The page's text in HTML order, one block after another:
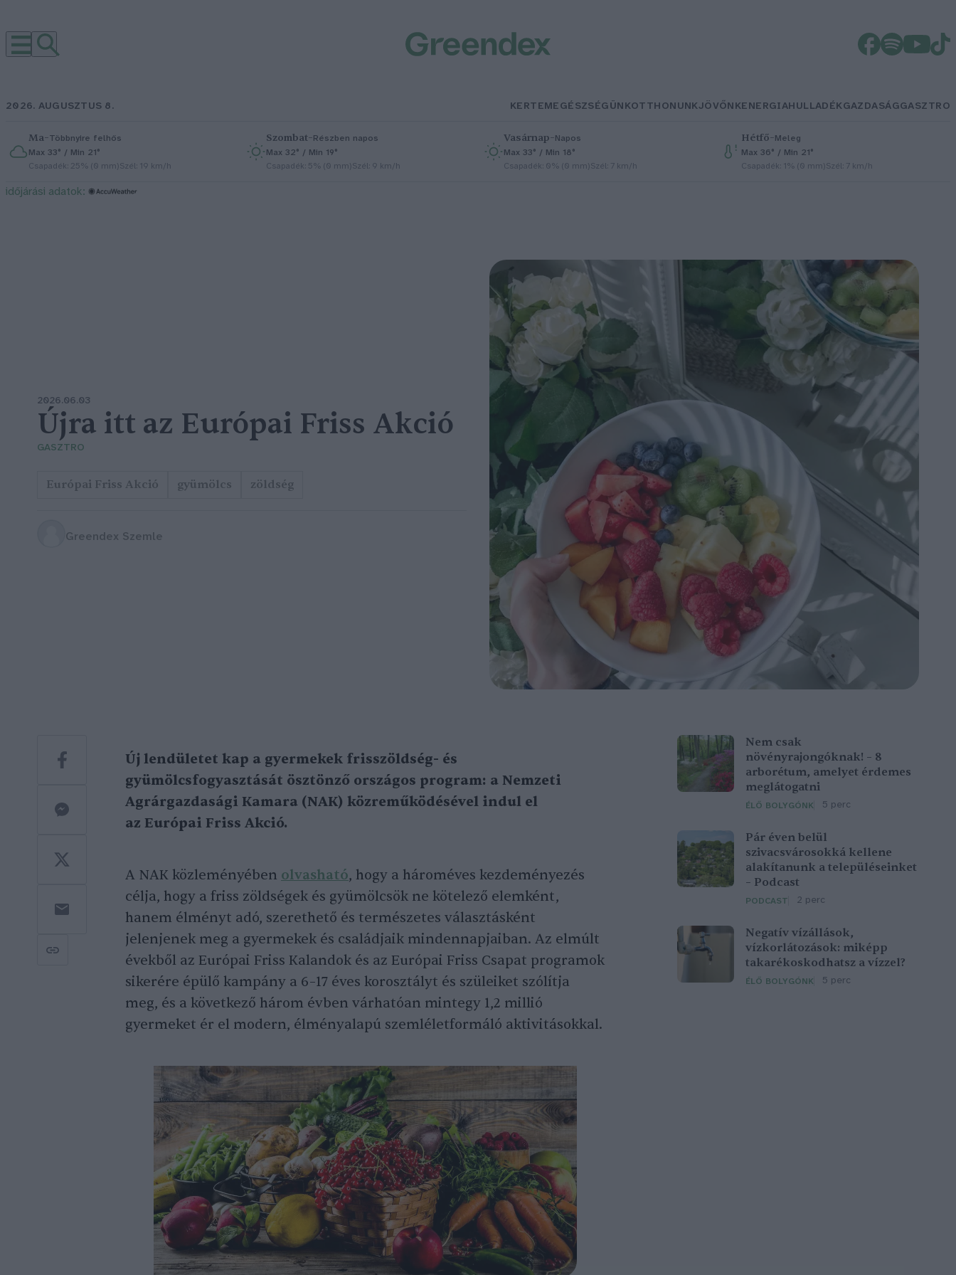
2026. AUGUSZTUS 8. KERTEMEGÉSZSÉGÜNKOTTHONUNKJÖVŐNKENERGIAHULLADÉKGAZDASÁGGASZTRO
Ma–Többnyire felhős
Max 33° / Min 21°
Csapadék: 25% (0 mm)Szél: 19 km/h
Szombat–Részben napos
Max 32° / Min 19°
Csapadék: 5% (0 mm)Szél: 9 km/h
Vasárnap–Napos
Max 33° / Min 18°
Csapadék: 0% (0 mm)Szél: 7 km/h
Hétfő–Meleg
Max 36° / Min 21°
Csapadék: 1% (0 mm)Szél: 7 km/h
időjárási adatok:
2026.06.03
Újra itt az Európai Friss Akció
GASZTRO
Európai Friss Akció gyümölcs zöldség
Greendex Szemle
Új lendületet kap a gyermekek frisszöldség- és
gyümölcsfogyasztását ösztönző országos program: a Nemzeti
Agrárgazdasági Kamara (NAK) közreműködésével indul el
az Európai Friss Akció.
A NAK közleményében olvasható, hogy a hároméves kezdeményezés
célja, hogy a friss zöldségek és gyümölcsök ne kötelező elemként,
hanem élményt adó, szerethető és természetes választásként
jelenjenek meg a gyermekek és családjaik mindennapjaiban. Az elmúlt
évekből az Európai Friss Kalandok és az Európai Friss Csapat programok
sikerére épülő kampány a 6–17 éves korosztályt és szüleiket szólítja
meg, és a következő három évben várhatóan mintegy 1,2 millió
gyermeket ér el modern, élményalapú szemléletformáló aktivitásokkal.
Nem csak
növényrajongóknak! – 8
arborétum, amelyet érdemes
meglátogatni
ÉLŐ BOLYGÓNK 5 perc
Pár éven belül
szivacsvárosokká kellene
alakítanunk a településeinket
– Podcast
PODCAST 2 perc
Negatív vízállások,
vízkorlátozások: miképp
takarékoskodhatsz a vízzel?
ÉLŐ BOLYGÓNK 5 perc